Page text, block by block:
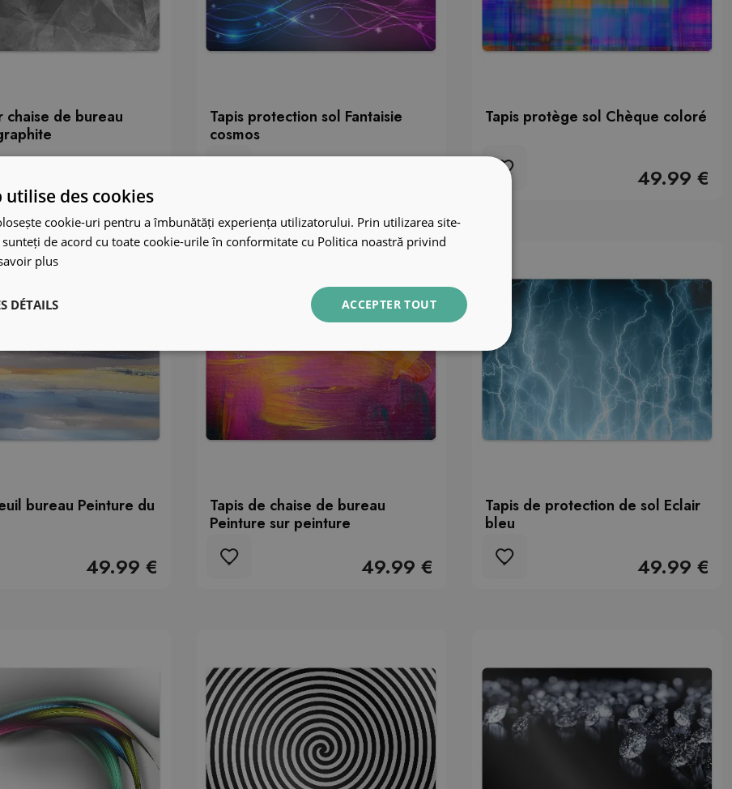
chaise de bureau
Tapis protection sol Fantaisie
cosmos
Tapis protège sol Chèque coloré
49.99 €
bureau Peinture du
49.99 €
Tapis de chaise de bureau
Peinture sur peinture
49.99 €
Tapis de protection de sol Eclair
bleu
49.99 €
utilise des cookies
cookie-uri pentru a îmbunătăți experiența utilizatorului. Prin utilizarea site-
de acord cu toate cookie-urile în conformitate cu Politica noastră privind
plus
ACCEPTER TOUT
DÉTAILS